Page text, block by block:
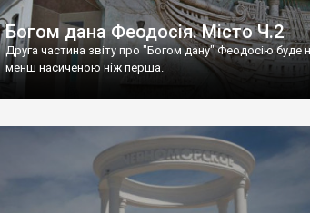
Богом дана Феодосія. Місто Ч.2
Друга частина звіту про "Богом дану" Феодосію буде
менш насиченою ніж перша.